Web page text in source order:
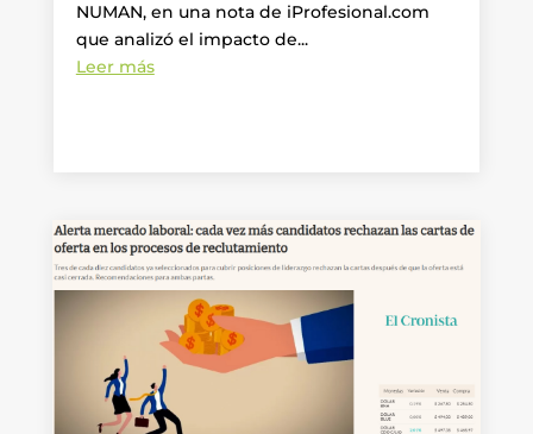
NUMAN, en una nota de iProfesional.com
que analizó el impacto de...
Leer más